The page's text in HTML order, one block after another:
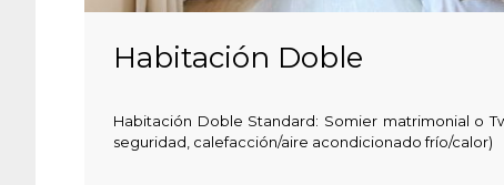
Habitación Doble
Habitación Doble Standard: Somier matrimonial o
seguridad, calefacción/aire acondicionado frío/calor)